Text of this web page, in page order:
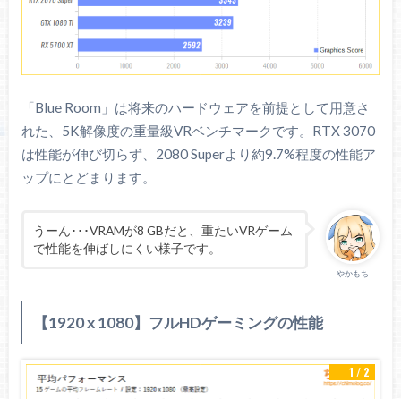
「Blue Room」は将来のハードウェアを前提として用意さ
れた、5K解像度の重量級VRベンチマークです。RTX 3070
は性能が伸び切らず、2080 Superより約9.7%程度の性能ア
ップにとどまります。
やかもち
うーん･･･VRAMが8 GBだと、重たいVRゲーム
で性能を伸ばしにくい様子です。
【1920 x 1080】フルHDゲーミングの性能
1 / 2